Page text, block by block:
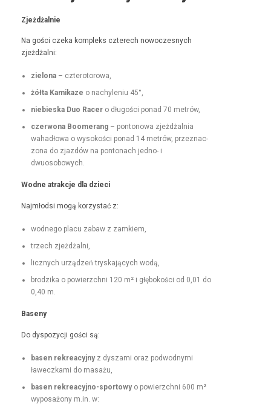
Zjeżdżal­nie
Na goś­ci czeka kom­pleks czterech nowoczes­nych
zjeżdżalni:
zielona– czterotorowa,
żół­ta Kamikaze o nachyle­niu 45°,
niebies­ka Duo Rac­ero dłu­goś­ci pon­ad 70 metrów,
czer­wona Boomerang– pontonowa zjeżdżal­nia
wahadłowa o wysokoś­ci pon­ad 14 metrów, przez­nac­
zona do zjazdów na pon­tonach jed­no- i
dwuosobowych.
Wodne atrakc­je dla dzieci
Najmłod­si mogą korzys­tać z:
wod­nego placu zabaw z zamkiem,
trzech zjeżdżal­ni,
licznych urządzeń tryska­ją­cych wodą,
brodzi­ka o powierzch­ni 120 m² i głębokoś­ci od 0,01 do
0,40 m.
Base­ny
Do dys­pozy­cji goś­ci są:
basen rekrea­cyjnyz dysza­mi oraz pod­wod­ny­mi
ławeczka­mi do masażu,
basen rekrea­cyjno-sportowyo powierzch­ni 600 m²
wyposażony m.in. w: